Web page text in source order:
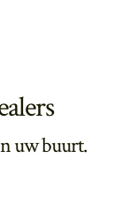
uw buurt.